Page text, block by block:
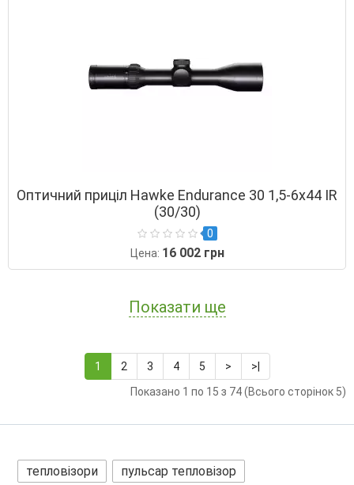
Оптичний приціл Hawke Endurance 30 1,5-6х44 IR
(30/30)
0
Цена: 16 002 грн
Показати ще
1 2 3 4 5 >
>|
Показано 1 по 15 з 74 (Всього сторінок 5)
тепловізори пульсар тепловізор